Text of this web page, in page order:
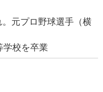
元プロ野球選手（横
学校を卒業